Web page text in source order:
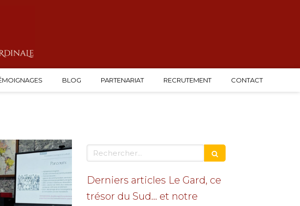
BLOG PARTENARIAT RECRUTEMENT CONTACT
Rechercher
Derniers articles Le Gard, ce
trésor du Sud… et notre